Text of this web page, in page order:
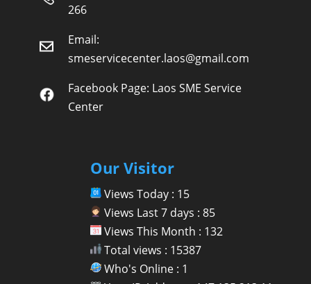
266
Email:
smeservicecenter.laos@gmail.com
Facebook Page: Laos SME Service
Center
Our Visitor
Views Today : 15
Views Last 7 days : 85
Views This Month : 132
Total views : 15387
Who's Online : 1